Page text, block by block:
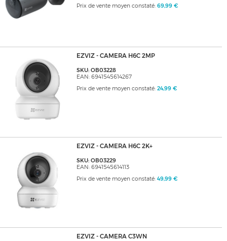
Prix de vente moyen constaté: 69,99 €
EZVIZ - CAMERA H6C 2MP
SKU: OB03228
EAN: 6941545614267
Prix de vente moyen constaté: 24,99 €
EZVIZ - CAMERA H6C 2K+
SKU: OB03229
EAN: 6941545614113
Prix de vente moyen constaté: 49,99 €
EZVIZ - CAMERA C3WN